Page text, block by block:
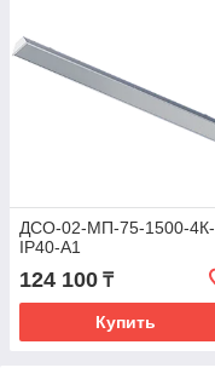
ДСО-02-МП-75-1500-4К-
IP40-A1
124 100 ₸
Купить